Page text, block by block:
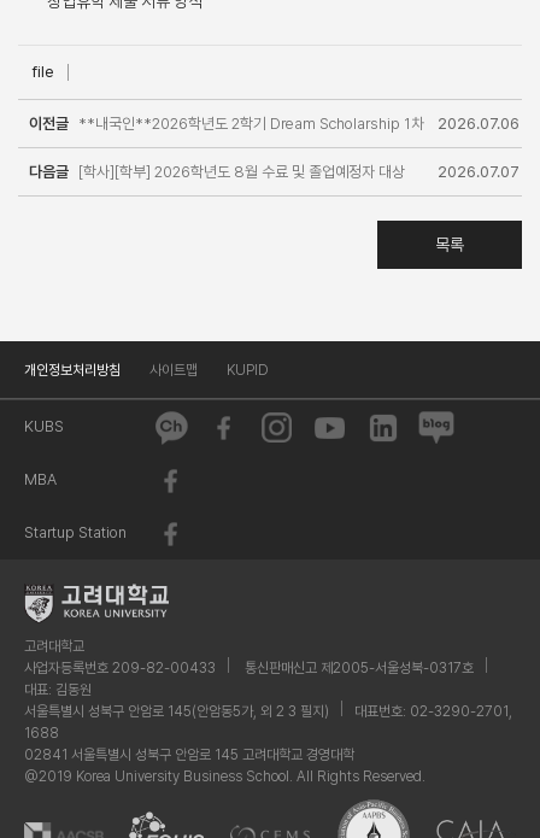
file
이전글 **내국인**2026학년도 2학기 Dream Scholarship 1차
신청 안내(8.3(월) ~ 8.11(금))
2026.07.06
다음글 [학사][학부] 2026학년도 8월 수료 및 졸업예정자 대상 2026.07.07
목록
개인정보처리방침 사이트맵 KUPID
KUBS
MBA
Startup Station
고려대학교
사업자등록번호 209-82-00433
통신판매신고 제2005-서울성북-0317호
대표: 김동원
서울특별시 성북구 안암로 145(안암동5가, 외 2 3 필지)
대표번호: 02-3290-2701,
1688
02841 서울특별시 성북구 안암로 145 고려대학교 경영대학
@2019 Korea University Business School. All Rights Reserved.